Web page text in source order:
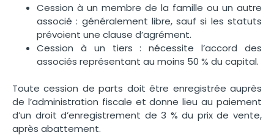
Cession à un membre de la famille ou un autre
associé : généralement libre, sauf si les statuts
prévoient une clause d’agrément.
Cession à un tiers : nécessite l’accord des
associés représentant au moins 50 % du capital.
Toute cession de parts doit être enregistrée auprès
de l’administration fiscale et donne lieu au paiement
d’un droit d’enregistrement de 3 % du prix de vente,
après abattement.